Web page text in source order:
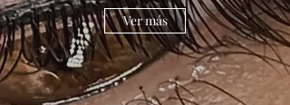
Ver más